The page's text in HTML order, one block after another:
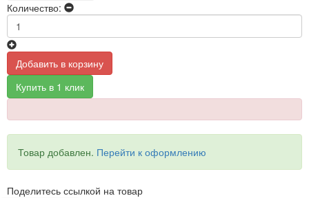
Количество:
Добавить в корзину
Купить в 1 клик
Товар добавлен. Перейти к оформлению
Поделитесь ссылкой на товар